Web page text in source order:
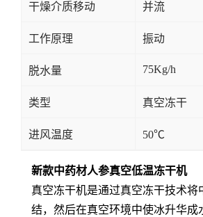
干燥介质移动 并流
工作原理 振动
脱水量 75Kg/h
类型 真空冻干
进风温度 50℃
新款中药材人参真空低温冻干机
真空冻干机是通过真空冻干技术将
结，然后在真空环境中使冰升华成